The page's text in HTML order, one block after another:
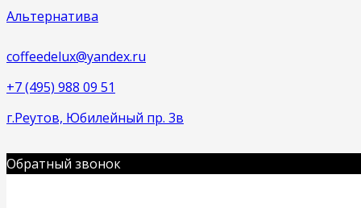
Альтернатива
coffeedelux@yandex.ru
+7 (495) 988 09 51
г.Реутов, Юбилейный пр. 3в
Обратный звонок